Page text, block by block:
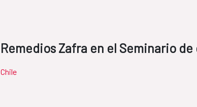
Remedios Zafra en el Seminario
Chile